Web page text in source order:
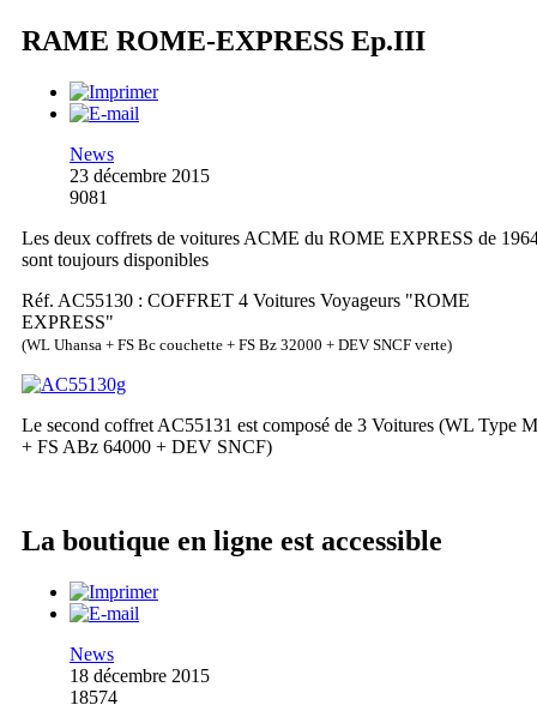
RAME ROME-EXPRESS Ep.III
News
23 décembre 2015
9081
Les deux coffrets de voitures ACME du ROME EXPRESS de
sont toujours disponibles
Réf. AC55130 : COFFRET 4 Voitures Voyageurs "ROME
EXPRESS"
(WL Uhansa + FS Bc couchette + FS Bz 32000 + DEV SNCF verte)
Le second coffret AC55131 est composé de 3 Voitures (WL Type M
+ FS ABz 64000 + DEV SNCF)
La boutique en ligne est accessible
News
18 décembre 2015
18574